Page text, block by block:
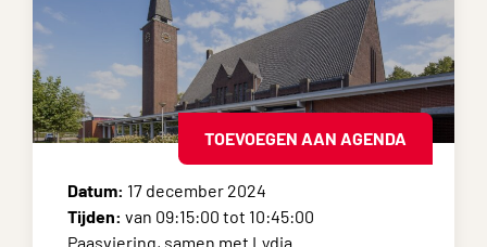
TOEVOEGEN AAN AGENDA
Datum: 17 december 2024
Tijden: van 09:15:00 tot 10:45:00
Paasviering, samen met Lydia